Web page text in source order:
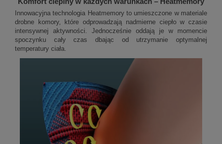
Innowacyjna technologia Heatmemory to umieszczone w materiale
drobne komory, które odprowadzają nadmierne ciepło w czasie
intensywnej aktywności. Jednocześnie oddają je w momencie
spoczynku cały czas dbając od utrzymanie optymalnej
temperatury ciała.